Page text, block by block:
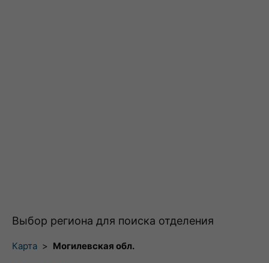
Выбор региона для поиска отделения
Карта > Могилевская обл.